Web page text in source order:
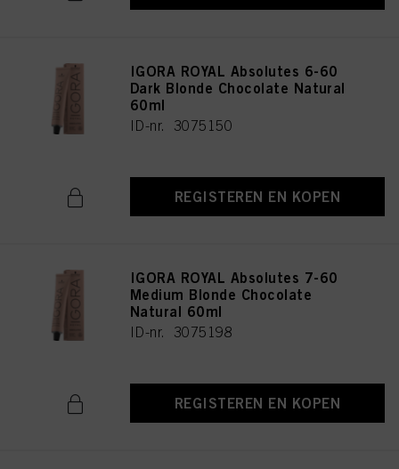
IGORA ROYAL Absolutes 6-60
Dark Blonde Chocolate Natural
60ml
ID-nr. 3075150
REGISTEREN EN KOPEN
IGORA ROYAL Absolutes 7-60
Medium Blonde Chocolate
Natural 60ml
ID-nr. 3075198
REGISTEREN EN KOPEN